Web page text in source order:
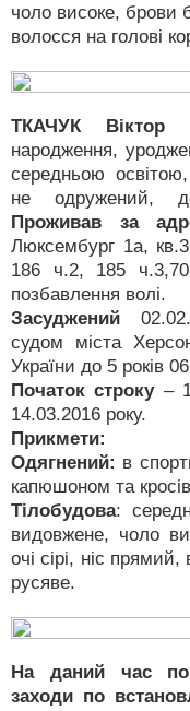
чоло високе, брови
волосся на голові
ТКАЧУК Віктор
народження,
середньою
не одружений,
Проживав за
Люксембург 1а,
186 ч.2, 185
позбавлення волі.
Засуджений
судом міста
України до 5 років
Початок строку–
14.03.2016 року.
Прикмети:
Одягнений: в
капюшоном та
Тілобудова:
видовжене, чоло
очі сірі, ніс
русяве.
На даний час по
заходи по